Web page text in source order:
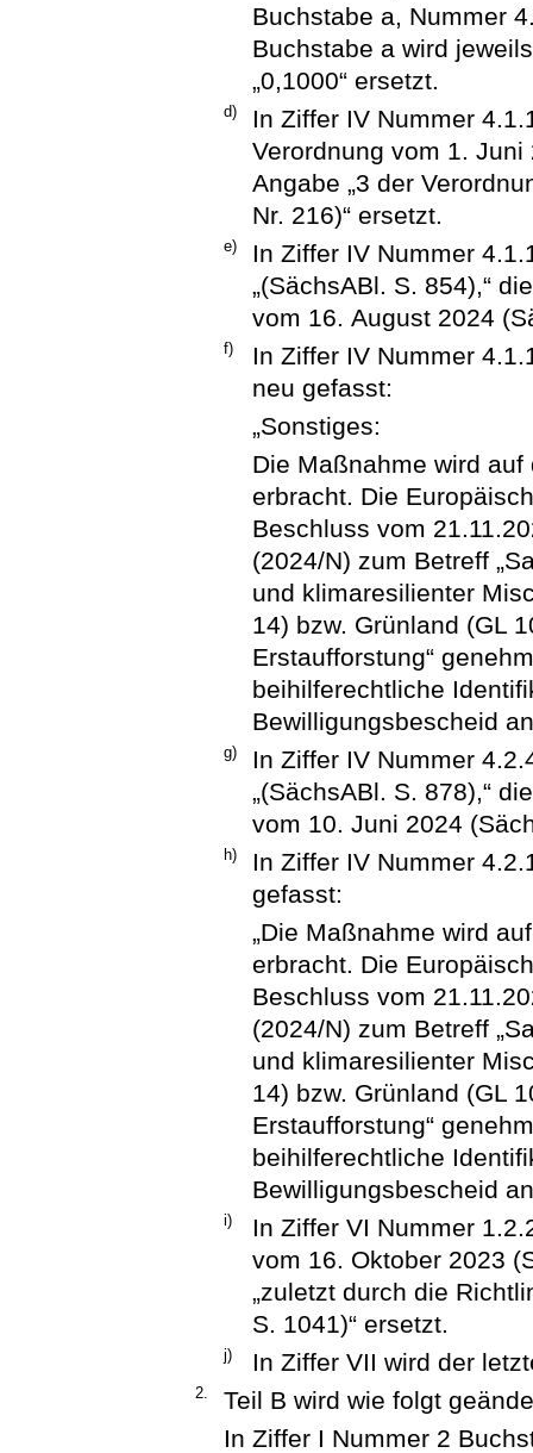
Buchstabe a, Nummer
Buchstabe a wird
„0,1000“ ersetzt.
d)
In Ziffer IV Nummer
Verordnung vom 1. Juni
Angabe „3 der
Nr. 216)“ ersetzt.
e)
In Ziffer IV Nummer
„(SächsABl. S. 854),“
vom 16. August 2024
f)
In Ziffer IV Nummer
neu gefasst:
„Sonstiges:
Die Maßnahme wird
erbracht. Die
Beschluss vom
(2024/N) zum Betreff
und klimaresilienter
14) bzw. Grünland (GL
Erstaufforstung“
beihilferechtliche
Bewilligungsbescheid
g)
In Ziffer IV Nummer
„(SächsABl. S. 878),“
vom 10. Juni 2024
h)
In Ziffer IV Nummer
gefasst:
„Die Maßnahme wird
erbracht. Die
Beschluss vom
(2024/N) zum Betreff
und klimaresilienter
14) bzw. Grünland (GL
Erstaufforstung“
beihilferechtliche
Bewilligungsbescheid
i)
In Ziffer VI Nummer
vom 16. Oktober 2023
„zuletzt durch die
S. 1041)“ ersetzt.
j) In Ziffer VII wird der
2.
Teil B wird wie folgt
In Ziffer I Nummer 2